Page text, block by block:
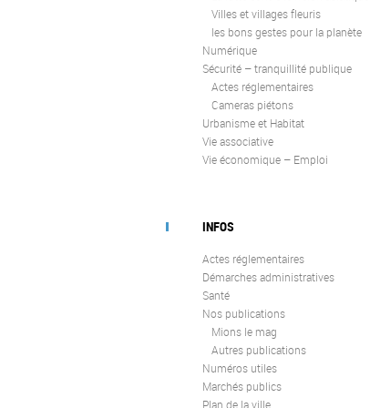
Villes et villages fleuris
les bons gestes pour la planète
Numérique
Sécurité – tranquillité publique
Actes réglementaires
Cameras piétons
Urbanisme et Habitat
Vie associative
Vie économique – Emploi
INFOS
Actes réglementaires
Démarches administratives
Santé
Nos publications
Mions le mag
Autres publications
Numéros utiles
Marchés publics
Plan de la ville